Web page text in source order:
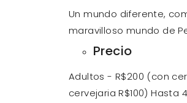
Un mundo diferente,
maravilloso mundo de
Precio
Adultos - R$200 (con
cervejaria R$100) Hasta